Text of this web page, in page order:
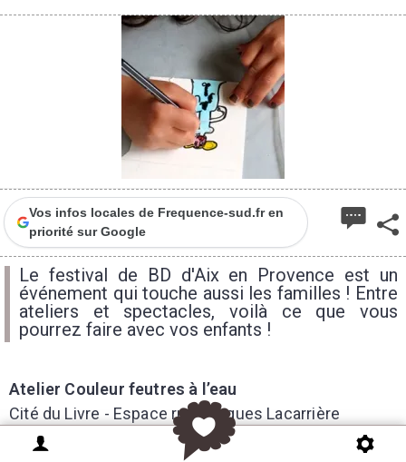
Vos infos locales de Frequence-sud.fr en
priorité sur Google
Le festival de BD d'Aix en Provence est un
événement qui touche aussi les familles ! Entre
ateliers et spectacles, voilà ce que vous
pourrez faire avec vos enfants !
Atelier Couleur feutres à l’eau
Cité du Livre - Espace rue Jacques Lacarrière
Samedi 11 avril 14h30-18h30